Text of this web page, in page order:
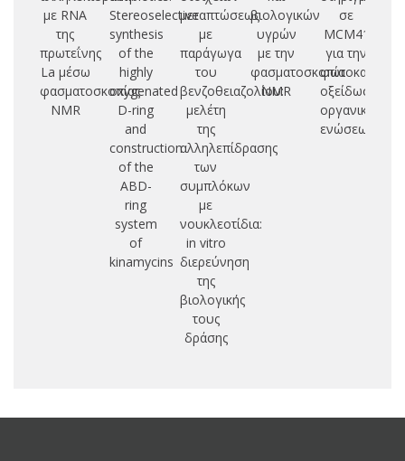
με RNA
της
πρωτεΐνης
La μέσω
φασματοσκοπίας
NMR
Stereoselective
synthesis
of the
highly
oxygenated
D-ring
and
construction
of the
ABD-
ring
system
of
kinamycins
μεταπτώσεως
με
παράγωγα
του
βενζοθειαζολίου:
μελέτη
της
αλληλεπίδρασης
των
συμπλόκων
με
νουκλεοτίδια:
in vitro
διερεύνηση
της
βιολογικής
τους
δράσης
βιολογικών
υγρών
με την
φασματοσκοπία
NMR
σε
MCM41
για την
οξείδωση
οργανικών
ενώσεων